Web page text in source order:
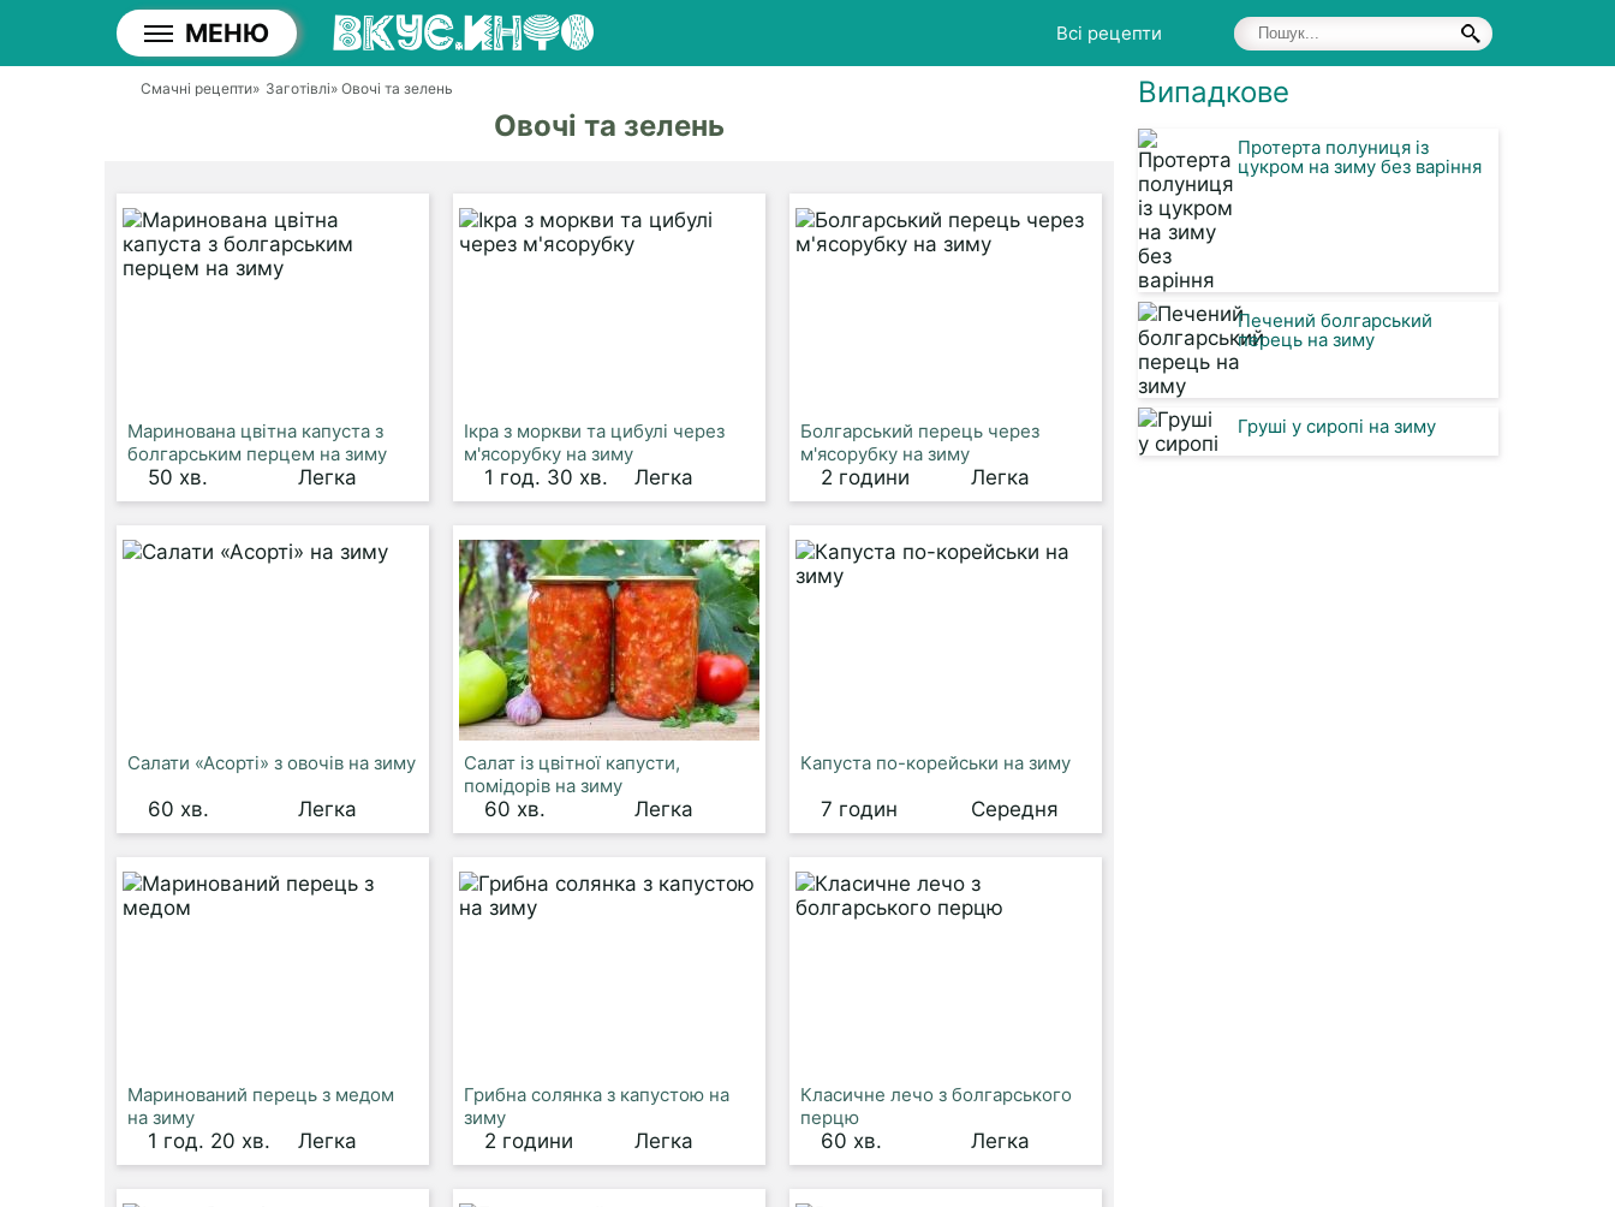
МЕНЮ Всі рецепти
Смачні рецепти» Заготівлі» Овочі та зелень
Овочі та зелень
Маринована цвітна капуста з
болгарським перцем на зиму
50 хв. Легка
Ікра з моркви та цибулі через
м'ясорубку на зиму
1 год. 30 хв. Легка
Болгарський перець через
м'ясорубку на зиму
2 години Легка
Салати «Асорті» з овочів на зиму
60 хв. Легка
Салат із цвітної капусти,
помідорів на зиму
60 хв. Легка
Капуста по-корейськи на зиму
7 годин Середня
Маринований перець з медом
на зиму
1 год. 20 хв. Легка
Грибна солянка з капустою на
зиму
2 години Легка
Класичне лечо з болгарського
перцю
60 хв. Легка
Випадкове
Протерта полуниця із
цукром на зиму без варіння
Печений болгарський
перець на зиму
Груші у сиропі на зиму